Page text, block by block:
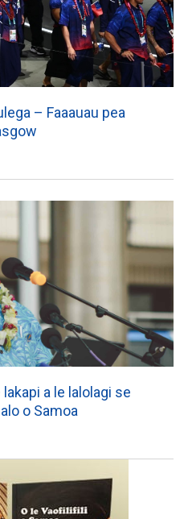
– Faaauau pea
a le lalolagi se
o Samoa